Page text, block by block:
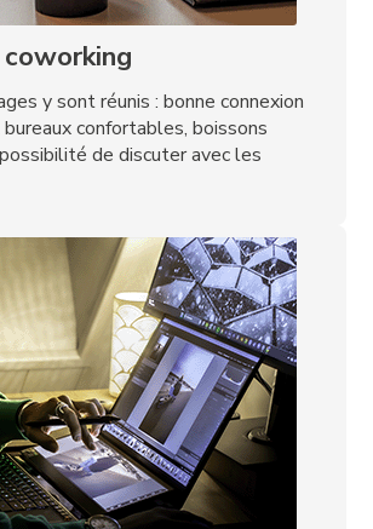
y sont réunis : bonne connexion
confortables, boissons
de discuter avec les